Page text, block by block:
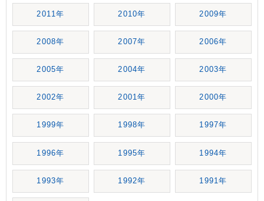
2011年 2010年 2009年
2008年 2007年 2006年
2005年 2004年 2003年
2002年 2001年 2000年
1999年 1998年 1997年
1996年 1995年 1994年
1993年 1992年 1991年